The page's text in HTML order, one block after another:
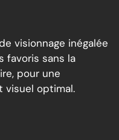
visionnage inégalée
favoris sans la
pour une
visuel optimal.